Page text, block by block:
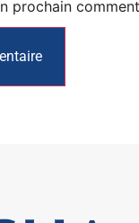
prochain